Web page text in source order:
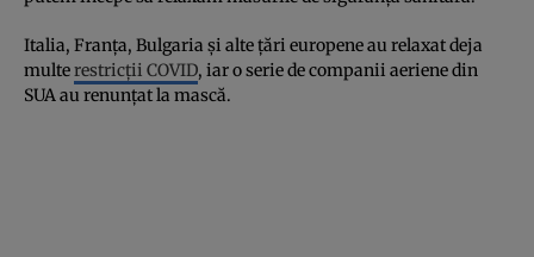
Italia, Franța, Bulgaria și alte țări europene au relaxat deja
multerestricții COVID, iar o serie de companii aeriene din
SUA au renunțat la mască.